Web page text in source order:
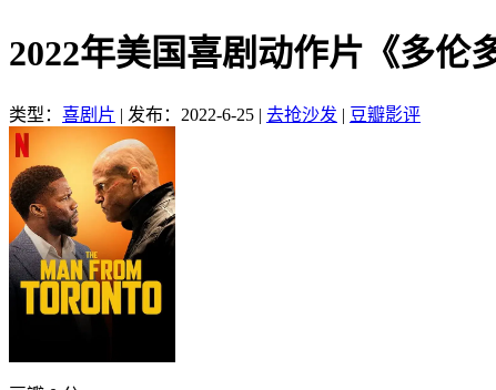
2022年美国喜剧动作片《多伦
类型： 喜剧片 | 发布：2022-6-25 | 去抢沙发 | 豆瓣影评